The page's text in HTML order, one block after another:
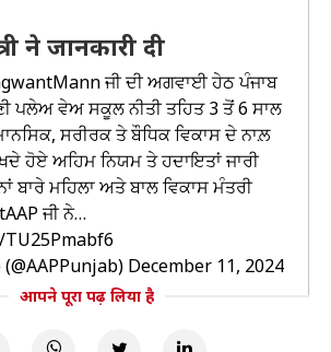
ने जानकारी दी
ਜੀ ਦੀ ਅਗਵਾਈ ਹੇਠ ਪੰਜਾਬ
ਪਲੇਅ ਵੇਅ ਸਕੂਲ ਨੀਤੀ ਤਹਿਤ 3 ਤੋਂ 6 ਸਾਲ
ਸਰੀਰਕ ਤੇ ਬੌਧਿਕ ਵਿਕਾਸ ਦੇ ਨਾਲ਼
ਹੋਏ ਅਹਿਮ ਨਿਯਮ ਤੇ ਹਦਾਇਤਾਂ ਜਾਰੀ
ਬਾਰੇ ਮਹਿਲਾ ਅਤੇ ਬਾਲ ਵਿਕਾਸ ਮੰਤਰੀ
ਜੀ ਨੇ…
December 11, 2024
आपने पूरा पढ़ लिया है